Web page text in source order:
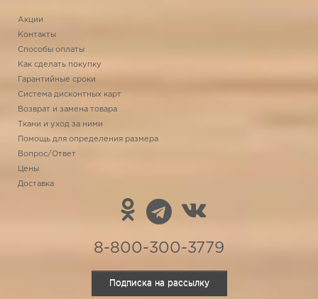
Акции
Контакты
Способы оплаты
Как сделать покупку
Гарантийные сроки
Система дисконтных карт
Возврат и замена товара
Ткани и уход за ними
Помощь для определения размера
Вопрос/Ответ
Цены
Доставка
8-800-300-3779
Подписка на рассылку